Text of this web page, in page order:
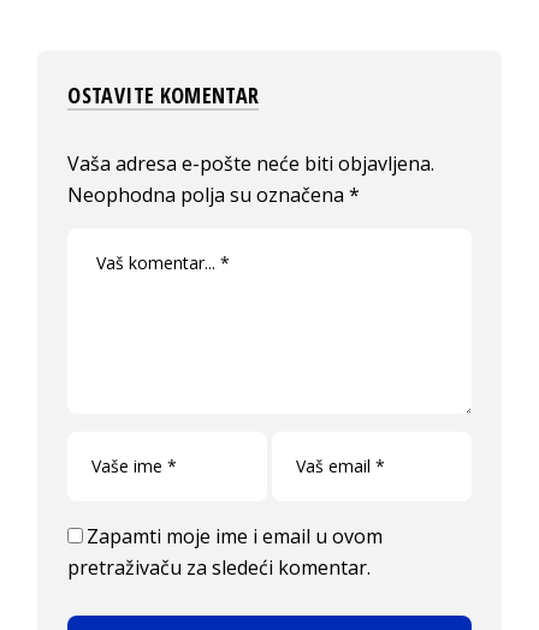
OSTAVITE KOMENTAR
Vaša adresa e-pošte neće biti objavljena.
Neophodna polja su označena*
Zapamti moje ime i email u ovom
pretraživaču za sledeći komentar.